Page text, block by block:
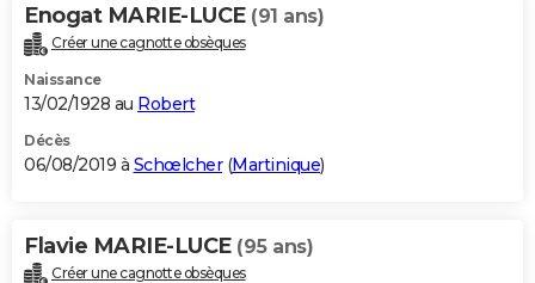
Enogat MARIE-LUCE (91 ans)
Créer une cagnotte obsèques
Naissance
13/02/1928 au Robert
Décès
06/08/2019 à Schœlcher(Martinique)
Flavie MARIE-LUCE (95 ans)
Créer une cagnotte obsèques